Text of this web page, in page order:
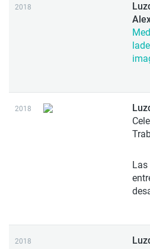
2018
2018
Las
2018